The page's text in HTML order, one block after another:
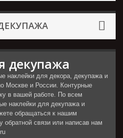
декупажа
наклейки для декора, декупажа и
Москве и России. Контурные
в вашей работе. По всем
наклейки для декупажа и
обращаться к нашим
обратной связи или написав нам